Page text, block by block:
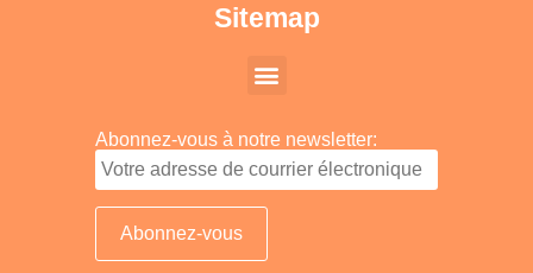
Sitemap
Abonnez-vous à notre newsletter: